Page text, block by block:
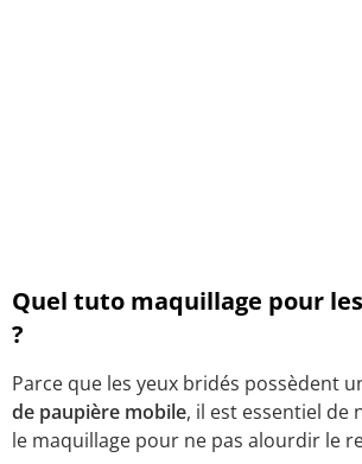
Quel tuto maquillage pour
?
Parce que les yeux bridés possèdent
de paupière mobile, il est essentiel de
le maquillage pour ne pas alourdir le